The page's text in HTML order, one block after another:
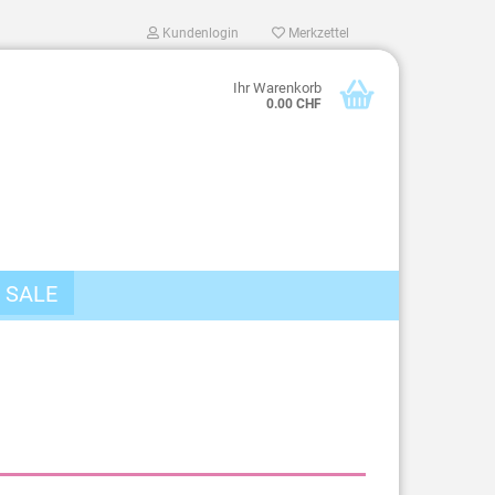
Kundenlogin Merkzettel
Ihr Warenkorb
0.00 CHF
SALE